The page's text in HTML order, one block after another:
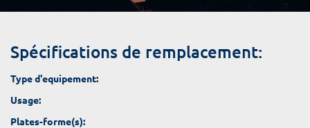
Spécifications de remplacement:
Type d'equipement:
Usage:
Plates-forme(s):